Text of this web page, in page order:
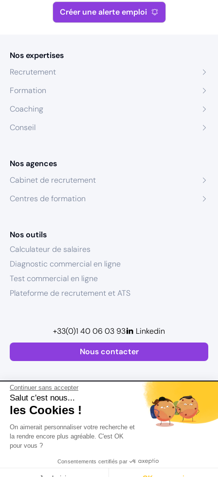
Continuer sans accepter
Salut c'est nous...
les Cookies !
On aimerait personnaliser votre recherche et
la rendre encore plus agréable. C'est OK
pour vous ?
Consentements certifiés par
Créer une alerte emploi
Nos expertises
Recrutement
Formation
Coaching
Conseil
Nos agences
Cabinet de recrutement
Centres de formation
Nos outils
Calculateur de salaires
Diagnostic commercial en ligne
Test commercial en ligne
Plateforme de recrutement et ATS
Nous contacter
+33(0)1 40 06 03 93 Linkedin
Plan de site
Mentions légales
Conditions Générales d’Utilisation
Version actualisée en
2026